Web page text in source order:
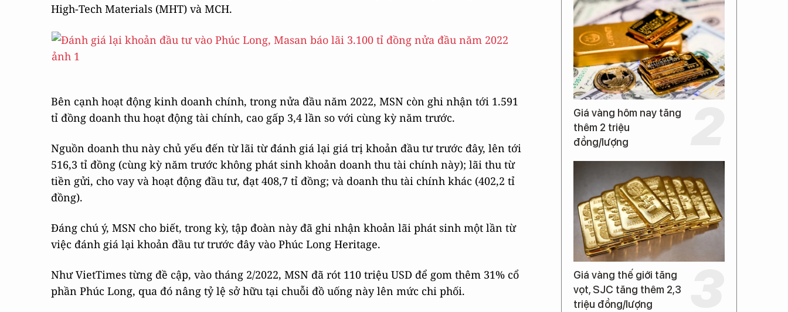
High-Tech Materials (MHT) và MCH.
Bên cạnh hoạt động kinh doanh chính, trong nửa đầu năm 2022, MSN còn ghi nhận tới 1.591
tỉ đồng doanh thu hoạt động tài chính, cao gấp 3,4 lần so với cùng kỳ năm trước.
Nguồn doanh thu này chủ yếu đến từ lãi từ đánh giá lại giá trị khoản đầu tư trước đây, lên tới
516,3 tỉ đồng (cùng kỳ năm trước không phát sinh khoản doanh thu tài chính này); lãi thu từ
tiền gửi, cho vay và hoạt động đầu tư, đạt 408,7 tỉ đồng; và doanh thu tài chính khác (402,2 tỉ
đồng).
Đáng chú ý, MSN cho biết, trong kỳ, tập đoàn này đã ghi nhận khoản lãi phát sinh một lần từ
việc đánh giá lại khoản đầu tư trước đây vào Phúc Long Heritage.
Như VietTimes từng đề cập, vào tháng 2/2022, MSN đã rót 110 triệu USD để gom thêm 31% cổ
phần Phúc Long, qua đó nâng tỷ lệ sở hữu tại chuỗi đồ uống này lên mức chi phối.
Giá vàng hôm nay tăng
thêm 2 triệu
đồng/lượng
Giá vàng thế giới tăng
vọt, SJC tăng thêm 2,3
triệu đồng/lượng